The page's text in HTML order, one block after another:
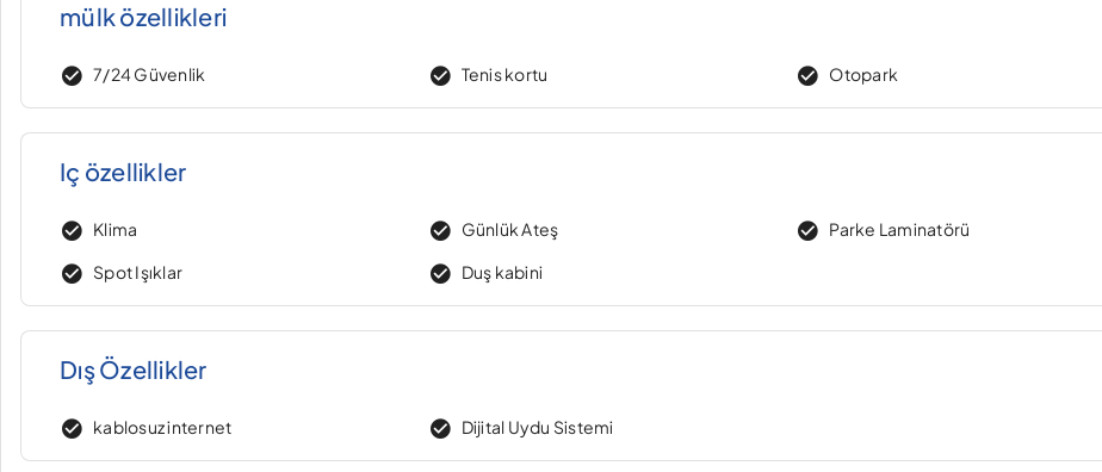
mülk özellikleri
7/24 Güvenlik Tenis kortu Otopark
Iç özellikler
Klima Günlük Ateş
Parke Laminatörü
Spot Işıklar
Duş kabini
Dış Özellikler
kablosuz internet Dijital Uydu Sistemi